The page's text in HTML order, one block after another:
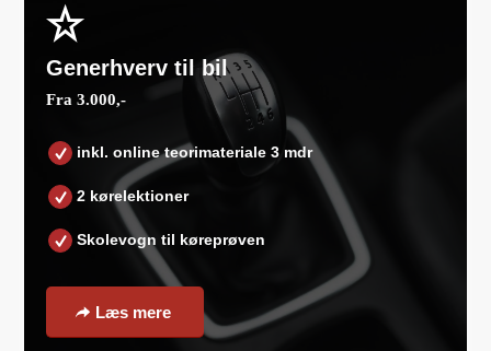
Generhverv til bil
Fra 3.000,-
inkl. online teorimateriale 3 mdr
2 kørelektioner
Skolevogn til køreprøven
Læs mere